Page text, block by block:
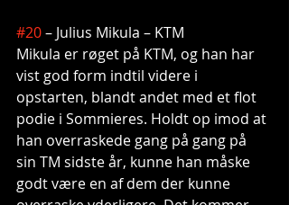
#20 – Julius Mikula – KTM
Mikula er røget på KTM, og han har
vist god form indtil videre i
opstarten, blandt andet med et flot
podie i Sommieres. Holdt op imod at
han overraskede gang på gang på
sin TM sidste år, kunne han måske
godt være en af dem der kunne